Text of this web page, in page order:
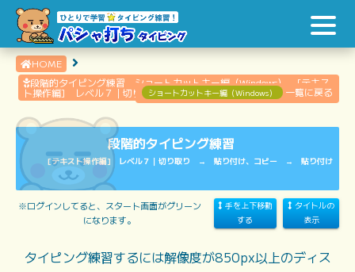
HOME
段階的タイピング練習 ショートカットキー編（Windows） [テキス
ト操作編] レベル７｜切り取り → 貼り付け、コピー → 貼り付け
ショートカットキー編（Windows） 一覧に戻る
段階的タイピング練習
[テキスト操作編] レベル７｜切り取り → 貼り付け、コピー → 貼り付け
※ログインしてると、スタート画面がグリーン
になります。
手を上下移動
する
タイトルの
表示
タイピング練習するには解像度が850px以上のディス